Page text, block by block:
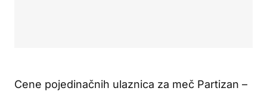
Cene pojedinačnih ulaznica za meč Partizan –